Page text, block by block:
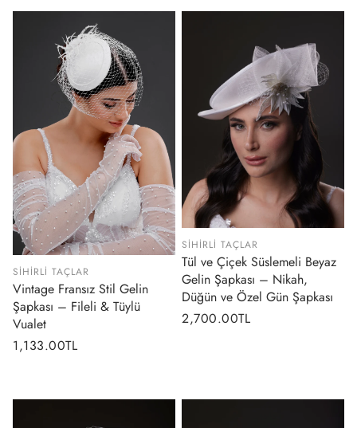
SIHIRLI TAÇLAR
Vintage Fransız Stil Gelin
Şapkası – Fileli & Tüylü
Vualet
Normal
1,133.00TL
SIHIRLI TAÇLAR
Tül ve Çiçek Süslemeli Beyaz
Gelin Şapkası – Nikah,
Düğün ve Özel Gün Şapkası
Normal
2,700.00TL